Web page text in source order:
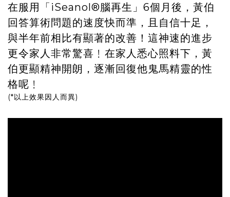
在服用「iSeanol®腦再生」6個月後，黃伯
回答算術問題的速度快而準，且自信十足，
與半年前相比有顯著的改善！這神速的進步
更令家人非常驚喜﹗在家人悉心照料下，黃
伯更顯精神開朗，逐漸回復他鬼馬精靈的性
格呢﹗
(*以上效果因人而異)